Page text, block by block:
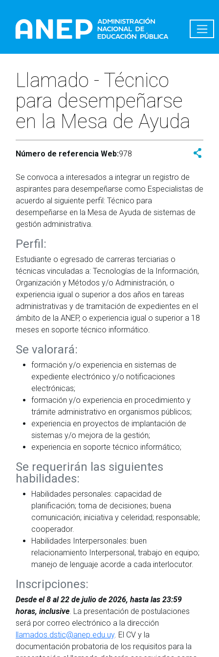
Llamado - Técnico
para desempeñarse
en la Mesa de Ayuda
Número de referencia Web:978
Se convoca a interesados a integrar un registro de
aspirantes para desempeñarse como Especialistas de
acuerdo al siguiente perfil: Técnico para
desempeñarse en la Mesa de Ayuda de sistemas de
gestión administrativa.
Perfil:
Estudiante o egresado de carreras terciarias o
técnicas vinculadas a: Tecnologías de la Información,
Organización y Métodos y/o Administración, o
experiencia igual o superior a dos años en tareas
administrativas y de tramitación de expedientes en el
ámbito de la ANEP, o experiencia igual o superior a 18
meses en soporte técnico informático.
Se valorará:
formación y/o experiencia en sistemas de
expediente electrónico y/o notificaciones
electrónicas;
formación y/o experiencia en procedimiento y
trámite administrativo en organismos públicos;
experiencia en proyectos de implantación de
sistemas y/o mejora de la gestión;
experiencia en soporte técnico informático;
Se requerirán las siguientes
habilidades:
Habilidades personales: capacidad de
planificación; toma de decisiones; buena
comunicación; iniciativa y celeridad; responsable;
cooperador.
Habilidades Interpersonales: buen
relacionamiento Interpersonal, trabajo en equipo;
manejo de lenguaje acorde a cada interlocutor.
Inscripciones:
Desde el 8 al 22 de julio de 2026, hasta las 23:59
horas, inclusive. La presentación de postulaciones
será por correo electrónico a la dirección
llamados.dstic@anep.edu.uy. El CV y la
documentación probatoria de los requisitos para la